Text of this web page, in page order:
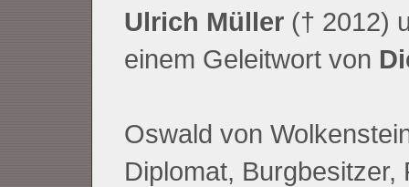
Ulrich Müller(† 2012)
einem Geleitwort von
Oswald von
Diplomat, Burgbesitzer,